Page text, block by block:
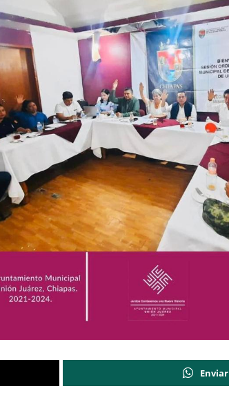
Enviar